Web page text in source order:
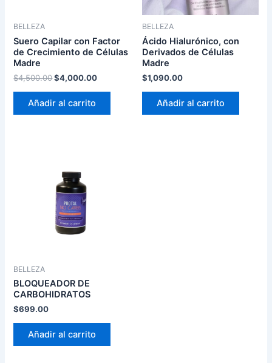
BELLEZA
Suero Capilar con Factor
de Crecimiento de Células
Madre
$4,500.00$4,000.00
Añadir al carrito
BELLEZA
Ácido Hialurónico, con
Derivados de Células
Madre
$1,090.00
Añadir al carrito
BELLEZA
BLOQUEADOR DE
CARBOHIDRATOS
$699.00
Añadir al carrito